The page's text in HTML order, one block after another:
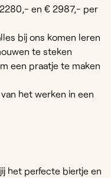
en € 2987,- per
bij ons komen leren
te steken
een praatje te maken
het werken in een
het perfecte biertje en